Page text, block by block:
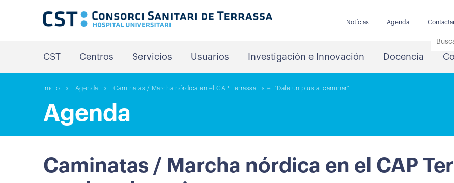
Notícias Agenda
CST Centros Servicios Usuarios Investigación e Innovación Docencia
Inicio Agenda Caminatas / Marcha nórdica en el CAP Terrassa Este. "Dale un plus al caminar"
Agenda
Caminatas / Marcha nórdica en el CAP